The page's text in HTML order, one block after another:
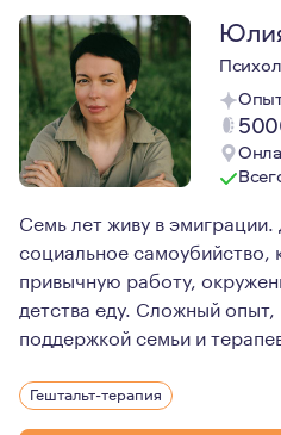
Опыт
Семь лет живу в
социальное самоубийство,
привычную работу,
детства еду. Сложный
поддержкой семьи и
Для меня психотерапия -
«Изменение не происходит
Гештальт-терапия